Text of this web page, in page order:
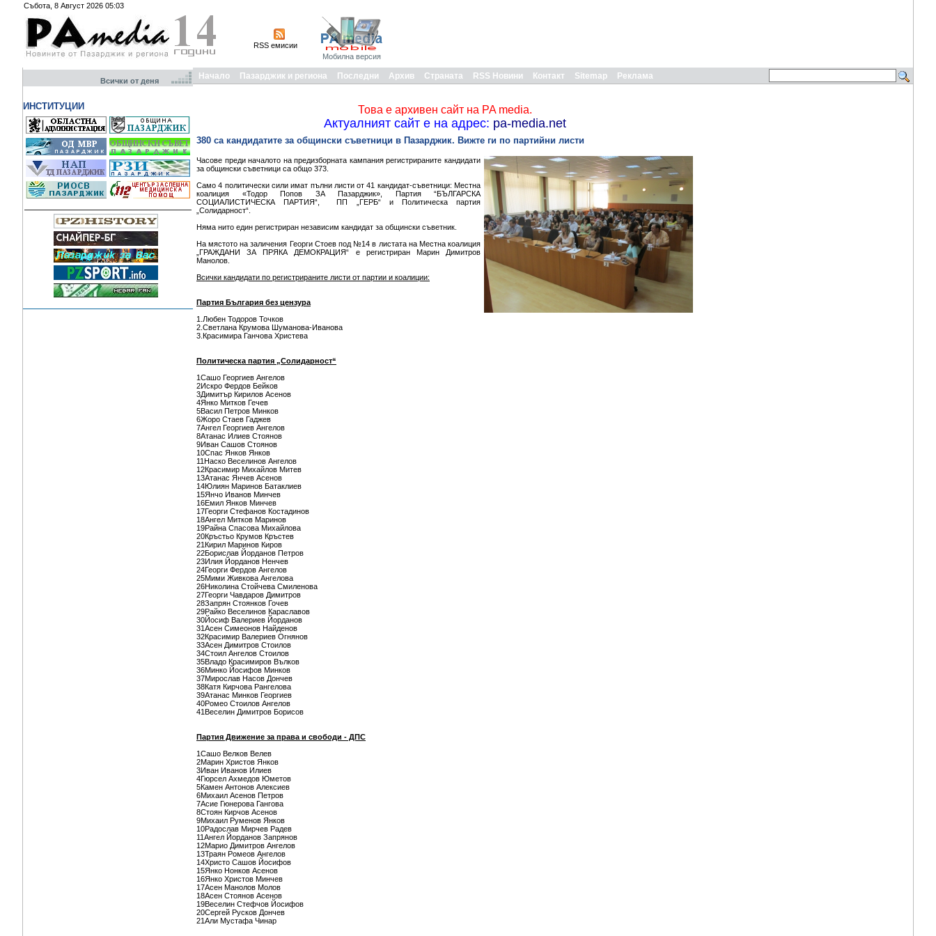
Събота, 8 Август 2026 05:03
RSS емисии
Мобилна версия
Всички от деня
ИНСТИТУЦИИ
Начало Пазарджик и региона Последни Архив Страната RSS Новини Контакт Sitemap Реклама
Това е архивен сайт на PA media.
Актуалният сайт е на адрес: pa-media.net
380 са кандидатите за общински съветници в Пазарджик. Вижте ги по партийни листи
Часове преди началото на предизборната кампания регистрираните кандидати
за общински съветници са общо 373.
Само 4 политически сили имат пълни листи от 41 кандидат-съветници: Местна
коалиция «Тодор Попов ЗА Пазарджик», Партия “БЪЛГАРСКА
СОЦИАЛИСТИЧЕСКА ПАРТИЯ“, ПП „ГЕРБ“ и Политическа партия
„Солидарност“.
Няма нито един регистриран независим кандидат за общински съветник.
На мястото на заличения Георги Стоев под №14 в листата на Местна коалиция
„ГРАЖДАНИ ЗА ПРЯКА ДЕМОКРАЦИЯ“ е регистриран Марин Димитров
Манолов.
Всички кандидати по регистрираните листи от партии и коалиции:
Партия България без цензура
1.Любен Тодоров Точков
2.Светлана Крумова Шуманова-Иванова
3.Красимира Ганчова Христева
Политическа партия „Солидарност“
1Сашо Георгиев Ангелов
2Искро Фердов Бейков
3Димитър Кирилов Асенов
4Янко Митков Гечев
5Васил Петров Минков
6Жоро Стаев Гаджев
7Ангел Георгиев Ангелов
8Атанас Илиев Стоянов
9Иван Сашов Стоянов
10Спас Янков Янков
11Наско Веселинов Ангелов
12Красимир Михайлов Митев
13Атанас Янчев Асенов
14Юлиян Маринов Батаклиев
15Янчо Иванов Минчев
16Емил Янков Минчев
17Георги Стефанов Костадинов
18Ангел Митков Маринов
19Райна Спасова Михайлова
20Кръстьо Крумов Кръстев
21Кирил Маринов Киров
22Борислав Йорданов Петров
23Илия Йорданов Ненчев
24Георги Фердов Ангелов
25Мими Живкова Ангелова
26Николина Стойчева Смиленова
27Георги Чавдаров Димитров
28Запрян Стоянков Гочев
29Райко Веселинов Караславов
30Йосиф Валериев Йорданов
31Асен Симеонов Найденов
32Красимир Валериев Огнянов
33Асен Димитров Стоилов
34Стоил Ангелов Стоилов
35Владо Красимиров Вълков
36Минко Йосифов Минков
37Мирослав Насов Дончев
38Катя Кирчова Рангелова
39Атанас Минков Георгиев
40Ромео Стоилов Ангелов
41Веселин Димитров Борисов
Партия Движение за права и свободи - ДПС
1Сашо Велков Велев
2Марин Христов Янков
3Иван Иванов Илиев
4Гюрсел Ахмедов Юметов
5Камен Антонов Алексиев
6Михаил Асенов Петров
7Асие Гюнерова Гангова
8Стоян Кирчов Асенов
9Михаил Руменов Янков
10Радослав Мирчев Радев
11Ангел Йорданов Запрянов
12Марио Димитров Ангелов
13Траян Ромеов Ангелов
14Христо Сашов Йосифов
15Янко Нонков Асенов
16Янко Христов Минчев
17Асен Манолов Молов
18Асен Стоянов Асенов
19Веселин Стефчов Йосифов
20Сергей Русков Дончев
21Али Мустафа Чинар